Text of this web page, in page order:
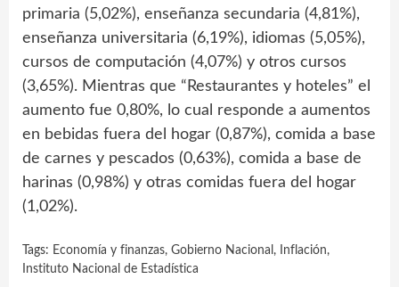
primaria (5,02%), enseñanza secundaria (4,81%),
enseñanza universitaria (6,19%), idiomas (5,05%),
cursos de computación (4,07%) y otros cursos
(3,65%). Mientras que “Restaurantes y hoteles” el
aumento fue 0,80%, lo cual responde a aumentos
en bebidas fuera del hogar (0,87%), comida a base
de carnes y pescados (0,63%), comida a base de
harinas (0,98%) y otras comidas fuera del hogar
(1,02%).
Tags: Economía y finanzas, Gobierno Nacional , Inflación,
Instituto Nacional de Estadística